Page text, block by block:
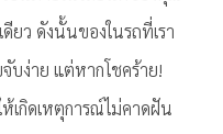
ยว ดังนั้นของในรถที่เรา
บง่าย แต่หากโชคร้าย!
เกิดเหตุการณ์ไม่คาดฝัน